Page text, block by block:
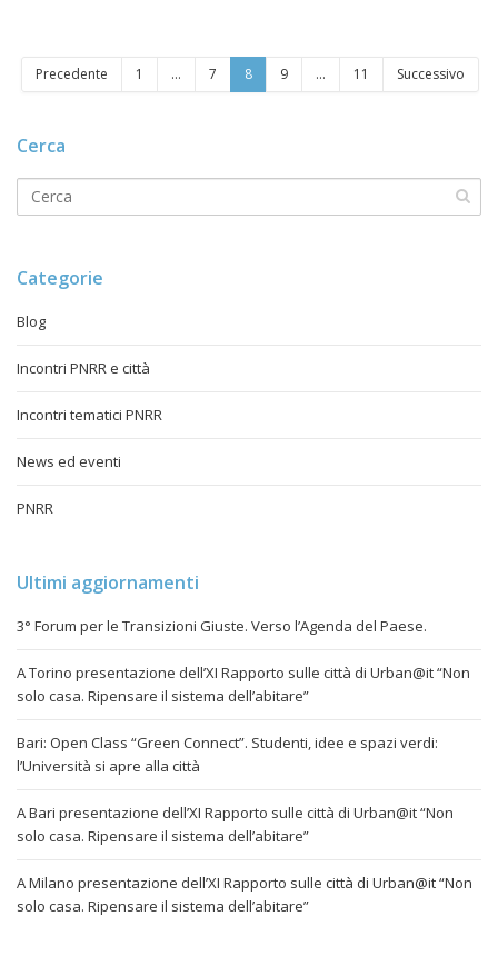
Precedente 1 … 7 8 9 … 11 Successivo
Cerca
Categorie
Blog
Incontri PNRR e città
Incontri tematici PNRR
News ed eventi
PNRR
Ultimi aggiornamenti
3° Forum per le Transizioni Giuste. Verso l’Agenda del Paese.
A Torino presentazione dell’XI Rapporto sulle città di Urban@it “Non
solo casa. Ripensare il sistema dell’abitare”
Bari: Open Class “Green Connect”. Studenti, idee e spazi verdi:
l’Università si apre alla città
A Bari presentazione dell’XI Rapporto sulle città di Urban@it “Non
solo casa. Ripensare il sistema dell’abitare”
A Milano presentazione dell’XI Rapporto sulle città di Urban@it “Non
solo casa. Ripensare il sistema dell’abitare”